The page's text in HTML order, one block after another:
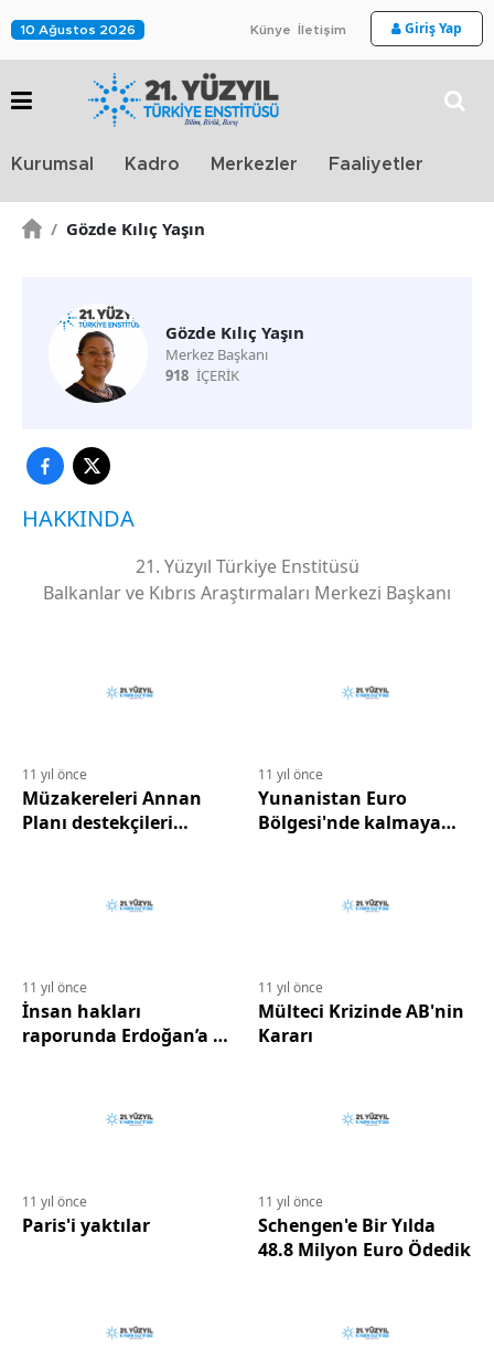
10 Ağustos 2026 Künye İletişim Giriş Yap
Kurumsal Kadro Merkezler Faaliyetler
/ Gözde Kılıç Yaşın
Gözde Kılıç Yaşın
Merkez Başkanı
918 İÇERİK
HAKKINDA
21. Yüzyıl Türkiye Enstitüsü
Balkanlar ve Kıbrıs Araştırmaları Merkezi Başkanı
11 yıl önce
Müzakereleri Annan
Planı destekçileri
11 yıl önce
Yunanistan Euro
Bölgesi'nde kalmaya
11 yıl önce
İnsan hakları
raporunda Erdoğan’a 32
11 yıl önce
Mülteci Krizinde AB'nin
Kararı
11 yıl önce
Paris'i yaktılar
11 yıl önce
Schengen'e Bir Yılda
48.8 Milyon Euro Ödedik